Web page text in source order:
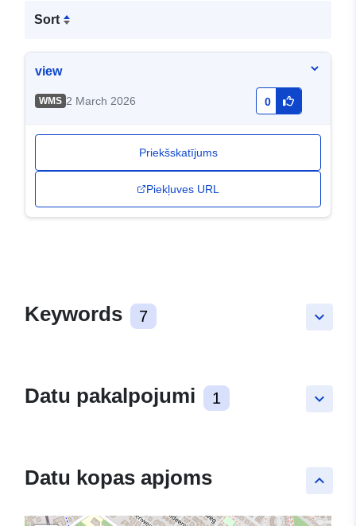
Sort
view
WMS 2 March 2026 0
Priekšskatījums
Piekļuves URL
keyboard_arrow_down
Keywords 7
keyboard_arrow_down
Datu pakalpojumi 1
keyboard_arrow_up
Datu kopas apjoms